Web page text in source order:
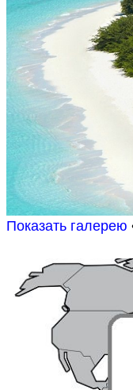
Показать галерею